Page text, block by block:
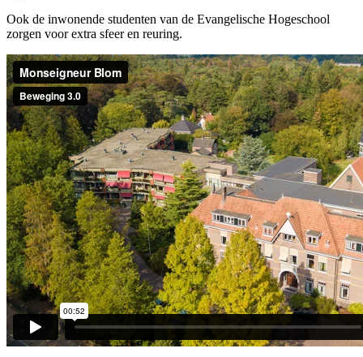
Ook de inwonende studenten van de Evangelische Hogeschool
zorgen voor extra sfeer en reuring.